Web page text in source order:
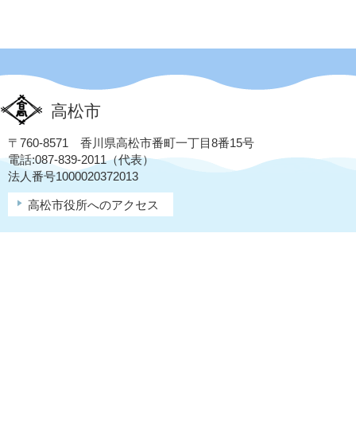
高松市
〒760-8571 香川県高松市番町一丁目8番15号
電話:087-839-2011（代表）
法人番号1000020372013
高松市役所へのアクセス